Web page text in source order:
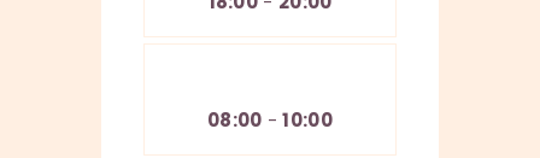
08:00 -10:00